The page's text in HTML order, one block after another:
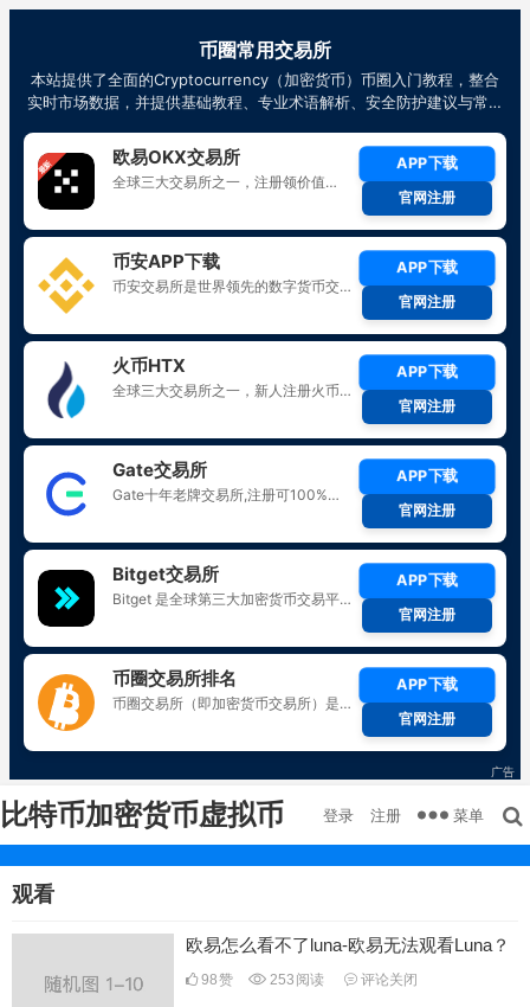
比特币加密货币虚拟币 登录 注册 菜单
观看
欧易怎么看不了luna-欧易无法观看Luna？
98赞 253 阅读 评论关闭